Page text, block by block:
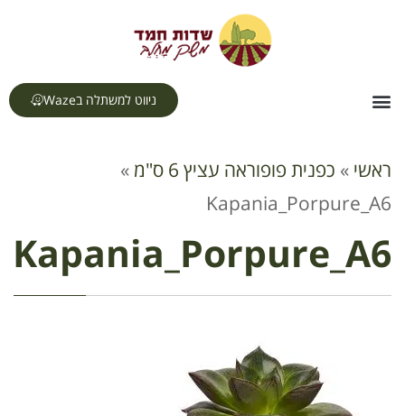
ניווט למשתלה בWaze
ראשי » כפנית פופוראה עציץ 6 ס"מ
»
Kapania_Porpure_A6
Kapania_Porpure_A6